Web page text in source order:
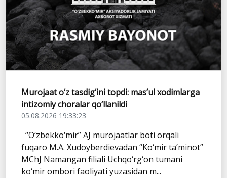
Murojaat o‘z tasdig‘ini topdi: mas’ul xodimlarga
intizomiy choralar qo‘llanildi
05.08.2026 19:33:23
“O‘zbekko‘mir” AJ murojaatlar boti orqali
fuqaro M.A. Xudoyberdievadan “Ko‘mir ta’minot”
MChJ Namangan filiali Uchqo‘rg‘on tumani
ko‘mir ombori faoliyati yuzasidan m...